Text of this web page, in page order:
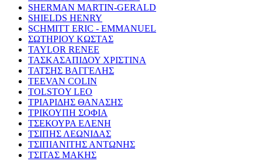
SHERMAN MARTIN-GERALD
SHIELDS HENRY
SCHMITT ERIC - EMMANUEL
ΣΩΤΗΡΙΟΥ ΚΩΣΤΑΣ
TAYLOR RENEE
ΤΑΣΚΑΣΑΠΙΔΟΥ ΧΡΙΣΤΙΝΑ
ΤΑΤΣΗΣ ΒΑΓΓΕΛΗΣ
TEEVAN COLIN
TOLSTOY LEO
ΤΡΙΑΡΙΔΗΣ ΘΑΝΑΣΗΣ
ΤΡΙΚΟΥΠΗ ΣΟΦΙΑ
ΤΣΕΚΟΥΡΑ ΕΛΕΝΗ
ΤΣΙΠΗΣ ΛΕΩΝΙΔΑΣ
ΤΣΙΠΙΑΝΙΤΗΣ ΑΝΤΩΝΗΣ
ΤΣΙΤΑΣ ΜΑΚΗΣ